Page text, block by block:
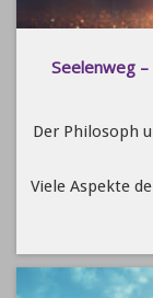
Seelenweg
Der Philosoph
Viele Aspekte